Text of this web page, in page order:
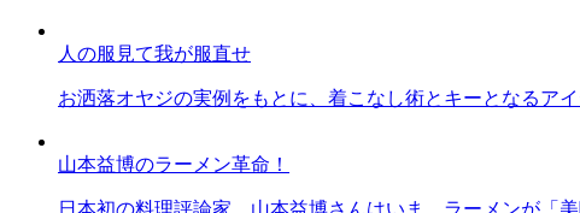
人の服見て我が服直せ
お洒落オヤジの実例をもとに、着こなし術とキーとなるア
山本益博のラーメン革命！